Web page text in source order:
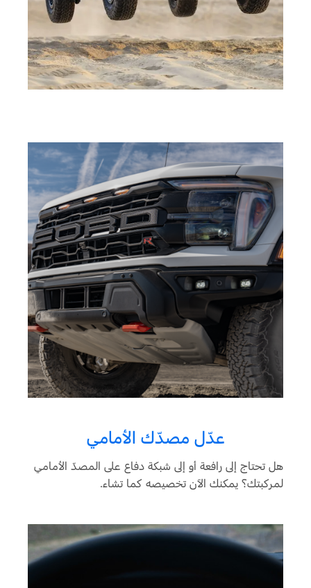
عدّل مصدّك الأمامي
هل تحتاج إلى رافعة أو إلى شبكة دفاع على المصدّ الأمامي
لمركبتك؟ يمكنك الآن تخصيصه كما تشاء.